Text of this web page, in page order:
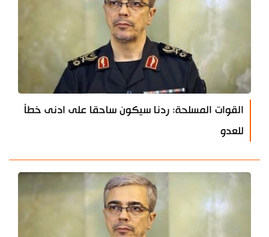
القوات المسلحة: ردنا سيكون ساحقا على ادنى خطأ
للعدو